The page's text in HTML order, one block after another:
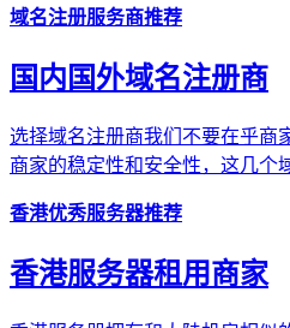
域名注册服务商推荐
国内国外域名注册商
选择域名注册商我们不要在乎商
商家的稳定性和安全性，这几个
香港优秀服务器推荐
香港服务器租用商家